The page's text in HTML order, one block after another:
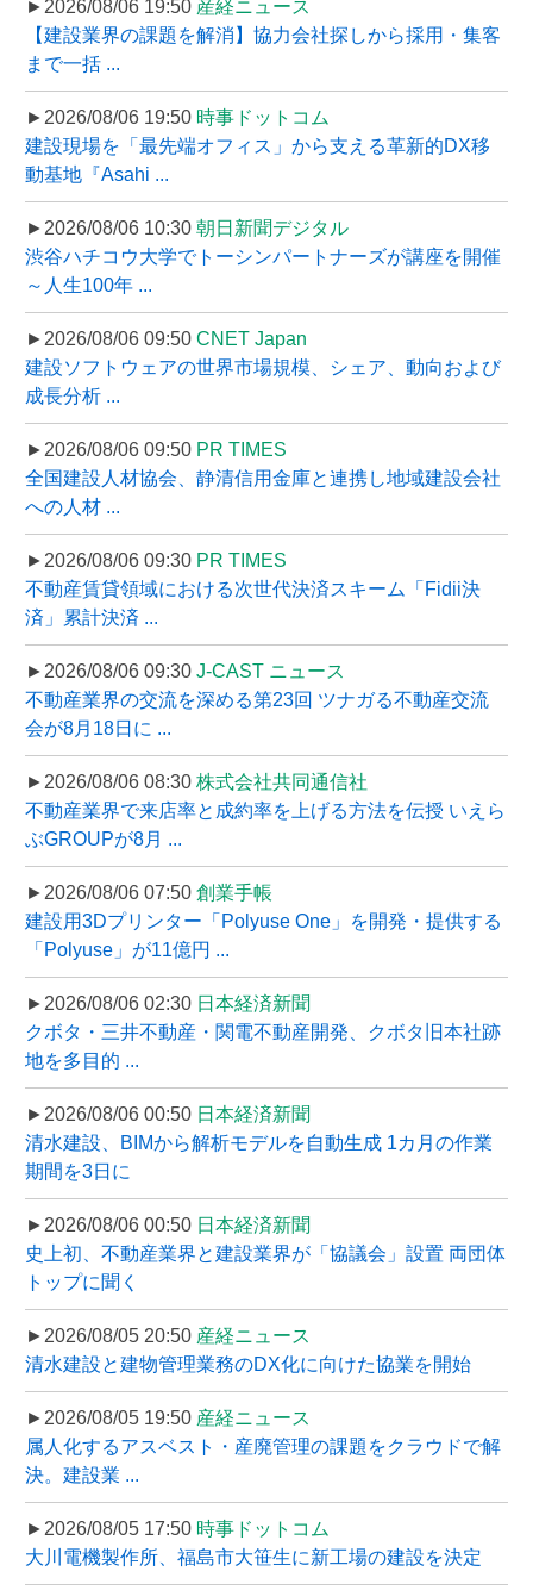
►2026/08/06 19:50 産経ニュース
【建設業界の課題を解消】協力会社探しから採用・集客
まで一括 ...
►2026/08/06 19:50 時事ドットコム
建設現場を「最先端オフィス」から支える革新的DX移
動基地『Asahi ...
►2026/08/06 10:30 朝日新聞デジタル
渋谷ハチコウ大学でトーシンパートナーズが講座を開催
～人生100年 ...
►2026/08/06 09:50 CNET Japan
建設ソフトウェアの世界市場規模、シェア、動向および
成長分析 ...
►2026/08/06 09:50 PR TIMES
全国建設人材協会、静清信用金庫と連携し地域建設会社
への人材 ...
►2026/08/06 09:30 PR TIMES
不動産賃貸領域における次世代決済スキーム「Fidii決
済」累計決済 ...
►2026/08/06 09:30 J-CAST ニュース
不動産業界の交流を深める第23回 ツナガる不動産交流
会が8月18日に ...
►2026/08/06 08:30 株式会社共同通信社
不動産業界で来店率と成約率を上げる方法を伝授 いえら
ぶGROUPが8月 ...
►2026/08/06 07:50 創業手帳
建設用3Dプリンター「Polyuse One」を開発・提供する
「Polyuse」が11億円 ...
►2026/08/06 02:30 日本経済新聞
クボタ・三井不動産・関電不動産開発、クボタ旧本社跡
地を多目的 ...
►2026/08/06 00:50 日本経済新聞
清水建設、BIMから解析モデルを自動生成 1カ月の作業
期間を3日に
►2026/08/06 00:50 日本経済新聞
史上初、不動産業界と建設業界が「協議会」設置 両団体
トップに聞く
►2026/08/05 20:50 産経ニュース
清水建設と建物管理業務のDX化に向けた協業を開始
►2026/08/05 19:50 産経ニュース
属人化するアスベスト・産廃管理の課題をクラウドで解
決。建設業 ...
►2026/08/05 17:50 時事ドットコム
大川電機製作所、福島市大笹生に新工場の建設を決定